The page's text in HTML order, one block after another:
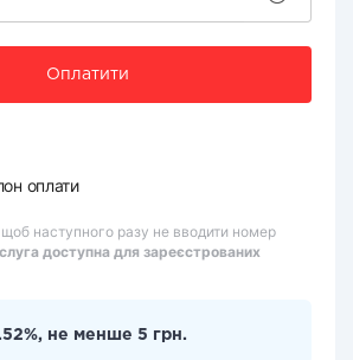
Оплатити
оплати
наступного разу не вводити номер
доступна для зареєстрованих
не менше 5 грн.